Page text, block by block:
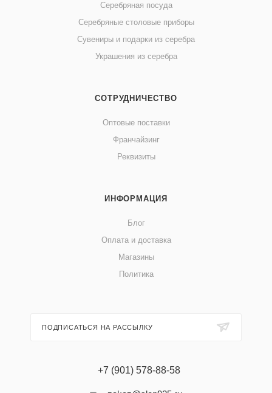
Серебряная посуда
Серебряные столовые приборы
Сувениры и подарки из серебра
Украшения из серебра
СОТРУДНИЧЕСТВО
Оптовые поставки
Франчайзинг
Реквизиты
ИНФОРМАЦИЯ
Блог
Оплата и доставка
Магазины
Политика
ПОДПИСАТЬСЯ НА РАССЫЛКУ
+7 (901) 578-88-58